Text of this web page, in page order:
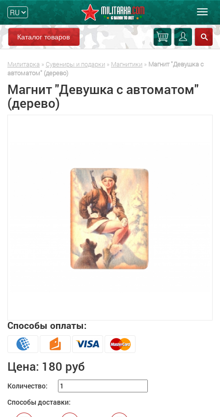
Каталог товаров
Милитарка » Сувениры и подарки » Магнитики » Магнит "Девушка с
автоматом" (дерево)
Магнит "Девушка с автоматом"
(дерево)
Способы оплаты:
Цена: 180 руб
Количество:
Способы доставки: